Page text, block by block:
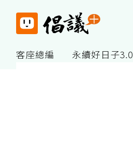
客座總編 永續好日子3.0